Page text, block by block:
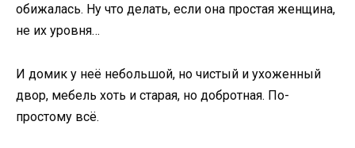
обижалась. Ну что делать, если она простая женщина,
не их уровня…
И домик у неё небольшой, но чистый и ухоженный
двор, мебель хоть и старая, но добротная. По-
простому всё.